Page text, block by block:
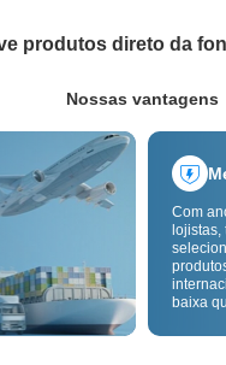
produtos direto da
Nossas vantagens
Com
baixa